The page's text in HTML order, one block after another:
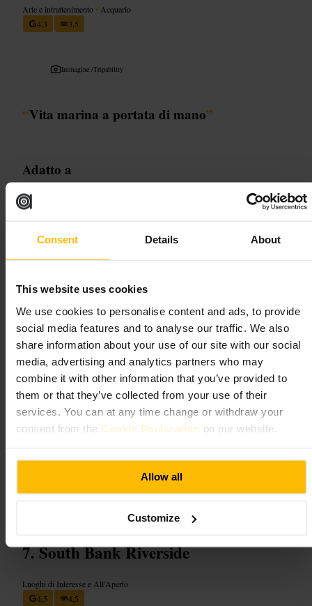
Consent Details About
This website uses cookies
We use cookies to personalise content and ads, to provide
social media features and to analyse our traffic. We also
share information about your use of our site with our social
media, advertising and analytics partners who may
combine it with other information that you’ve provided to
them or that they’ve collected from your use of their
services. You can at any time change or withdraw your
consent from the Cookie Declaration on our website.
Allow all
Customize
Arte e intrattenimento • Acquario
4,3
3,5
Immagine /Tripability
“Vita marina a portata di mano”
Adatto a
#
EsperienzeInterattive
Cosa aspettarsi
Vasche panoramiche, percorsi percorribili con passeggino e punti
dedicati alle specie più grandi. Troverai pannelli informativi e attività
pensate per famiglie, oltre a vasche tattili dove toccare alcune creature
marine. L’illuminazione è studiata per riprodurre ambienti sottomarini,
quindi alcune zone sono più buie.
Pianifica la tua visita
Acquista i biglietti in anticipo quando possibile, così risparmi tempo
in coda. Porta un passeggino pieghevole se viaggi con bimbi piccoli;
il percorso è prevalentemente pianeggiante. Indossa scarpe comode per
guidate se ne hai bisogno.
https://www.visitsealife.com/london/
Riverside Building, County Hall, Westminster Bridge Rd, London S
South Bank Riverside
Luoghi di Interesse e All'Aperto
4,5
4,5